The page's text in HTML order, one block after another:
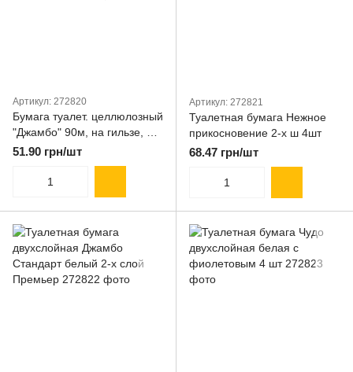
Артикул: 272820
Бумага туалет. целлюлозный
"Джамбо" 90м, на гильзе, 2-х
слой., белый PAPERO
51.90 грн/шт
Артикул: 272821
Туалетная бумага Нежное
прикосновение 2-х ш 4шт
68.47 грн/шт